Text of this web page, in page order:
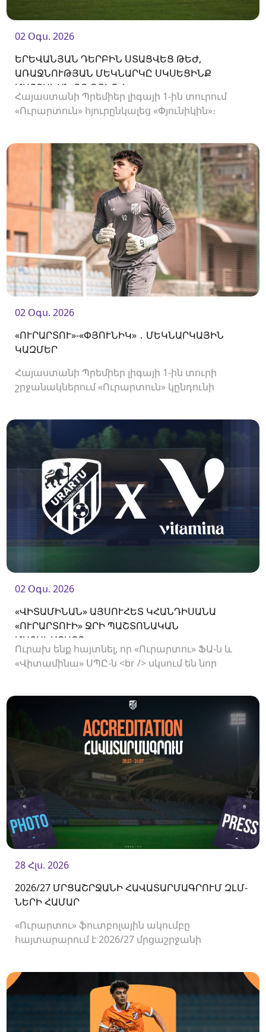
02 Օգս. 2026
ԵՐԵՎԱՆՅԱՆ ԴԵՐԲԻՆ ՍՏԱՑՎԵՑ ԹԵԺ,
ԱՌԱՋՆՈՒԹՅԱՆ ՄԵԿՆԱՐԿԸ ՍԿՍԵՑԻՆՔ
ՄԱՐՏԱԿԱՆ ՈՉ-ՈՔԻՈՎ
Հայաստանի Պրեմիեր լիգայի 1-ին տուրում
«Ուրարտուն» հյուրընկալեց «Փյունիկին»։
02 Օգս. 2026
«ՈՒՐԱՐՏՈՒ»-«ՓՅՈՒՆԻԿ» ․ ՄԵԿՆԱՐԿԱՅԻՆ
ԿԱԶՄԵՐ
Հայաստանի Պրեմիեր լիգայի 1-ին տուրի
շրջանակներում «Ուրարտուն» կընդունի
02 Օգս. 2026
«ՎԻՏԱՄԻՆԱՆ» ԱՅՍՈՒՀԵՏ ԿՀԱՆԴԻՍԱՆԱ
«ՈՒՐԱՐՏՈՒԻ» ՋՐԻ ՊԱՇՏՈՆԱԿԱՆ
ՄԱՏԱԿԱՐԱՐԸ
Ուրախ ենք հայտնել, որ «Ուրարտու» ՖԱ-ն և
«Վիտամինա» ՍՊԸ-ն <br /> սկսում են նոր
28 Հլս. 2026
2026/27 ՄՐՑԱՇՐՋԱՆԻ ՀԱՎԱՏԱՐՄԱԳՐՈՒՄ ԶԼՄ-
ՆԵՐԻ ՀԱՄԱՐ
«Ուրարտու» ֆուտբոլային ակումբը
հայտարարում է 2026/27 մրցաշրջանի
մեկնարկի մասին։